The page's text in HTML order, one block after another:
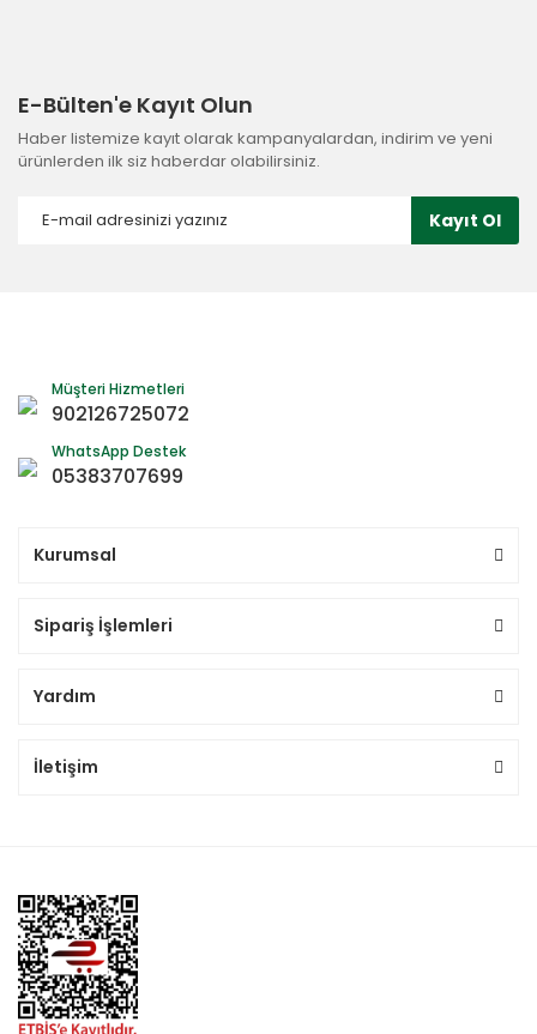
E-Bülten'e Kayıt Olun
Haber listemize kayıt olarak kampanyalardan, indirim ve yeni
ürünlerden ilk siz haberdar olabilirsiniz.
Kayıt Ol
Müşteri Hizmetleri
902126725072
WhatsApp Destek
05383707699
Kurumsal
Sipariş İşlemleri
Yardım
İletişim